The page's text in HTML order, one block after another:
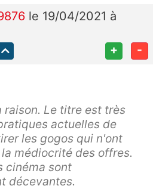
le 19/04/2021 à
+ -
raison. Le titre est très
actuelles de
les gogos qui n'ont
médiocrité des offres.
cinéma sont
décevantes.